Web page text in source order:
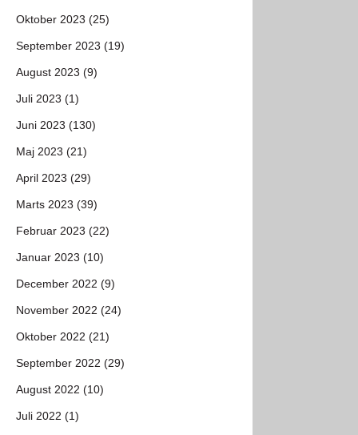
Oktober 2023 (25)
September 2023 (19)
August 2023 (9)
Juli 2023 (1)
Juni 2023 (130)
Maj 2023 (21)
April 2023 (29)
Marts 2023 (39)
Februar 2023 (22)
Januar 2023 (10)
December 2022 (9)
November 2022 (24)
Oktober 2022 (21)
September 2022 (29)
August 2022 (10)
Juli 2022 (1)